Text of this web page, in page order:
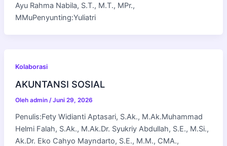
Ayu Rahma Nabila, S.T., M.T., MPr.,
MMuPenyunting:Yuliatri
Kolaborasi
AKUNTANSI SOSIAL
Oleh admin /Juni 29, 2026
Penulis:Fety Widianti Aptasari, S.Ak., M.Ak.Muhammad
Helmi Falah, S.Ak., M.Ak.Dr. Syukriy Abdullah, S.E., M.Si.,
Ak.Dr. Eko Cahyo Mayndarto, S.E., M.M., CMA.,